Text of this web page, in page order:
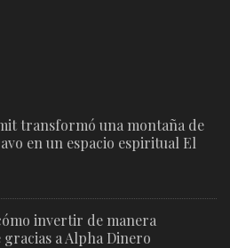
transformó una montaña de
en un espacio espiritual El
invertir de manera
a Alpha Dinero